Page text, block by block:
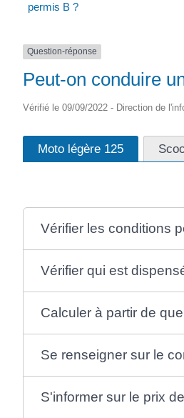
permis B ?
Question-réponse
Peut-on conduire
Vérifié le 09/09/2022 - Direction de
Moto légère 125
Vérifier les conditions
Vérifier qui est
Calculer à partir de
Se renseigner sur le
S'informer sur le prix